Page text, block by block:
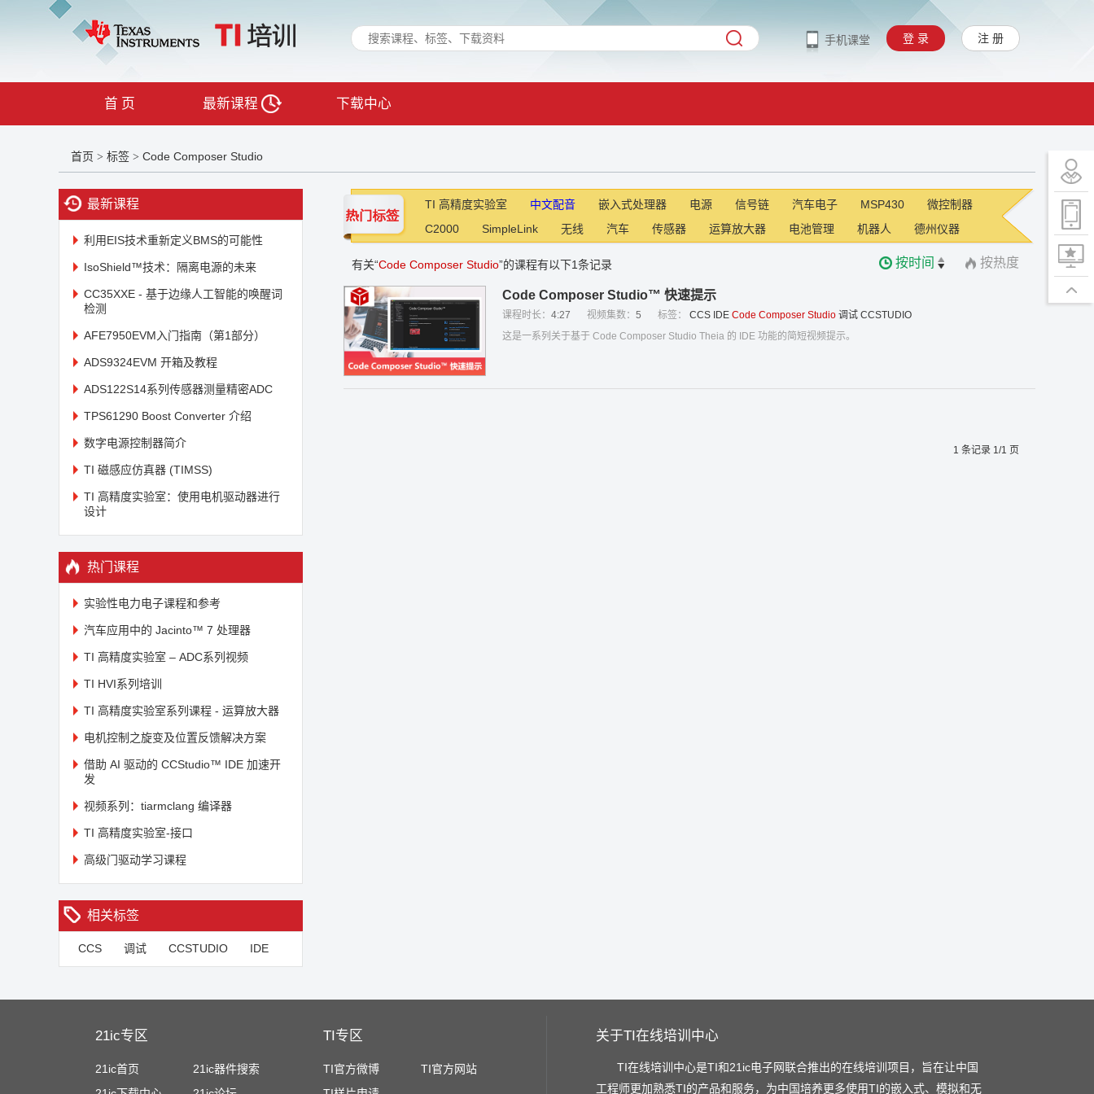
手机课堂 登 录 注 册
首 页 最新课程 下载中心
首页 > 标签 > Code Composer Studio
最新课程
利用EIS技术重新定义BMS的可能性
IsoShield™技术：隔离电源的未来
CC35XXE - 基于边缘人工智能的唤醒词
检测
AFE7950EVM入门指南（第1部分）
ADS9324EVM 开箱及教程
ADS122S14系列传感器测量精密ADC
TPS61290 Boost Converter 介绍
数字电源控制器简介
TI 磁感应仿真器 (TIMSS)
TI 高精度实验室：使用电机驱动器进行
设计
热门课程
实验性电力电子课程和参考
汽车应用中的 Jacinto™ 7 处理器
TI 高精度实验室 – ADC系列视频
TI HVI系列培训
TI 高精度实验室系列课程 - 运算放大器
电机控制之旋变及位置反馈解决方案
借助 AI 驱动的 CCStudio™ IDE 加速开
发
视频系列：tiarmclang 编译器
TI 高精度实验室-接口
高级门驱动学习课程
相关标签
CCS 调试 CCSTUDIO IDE
TI 高精度实验室 中文配音 嵌入式处理器 电源 信号链 汽车电子 MSP430
微控制器
C2000
SimpleLink 无线 汽车 传感器 运算放大器 电池管理 机器人 德州仪器
有关“Code Composer Studio”的课程有以下1条记录 按时间 按热度
Code Composer Studio™ 快速提示
课程时长： 4:27 视频集数： 5 标签： CCS IDE Code Composer Studio 调试 CCSTUDIO
这是一系列关于基于 Code Composer Studio Theia 的 IDE 功能的简短视频提示。
1 条记录 1/1 页
21ic专区
21ic首页
21ic器件搜索
TI专区
TI官方微博
TI官方网站
关于TI在线培训中心
TI在线培训中心是TI和21ic电子网联合推出的在线培训项目，旨在让中国
工程师更加熟悉TI的产品和服务，为中国培养更多使用TI的嵌入式、模拟和无